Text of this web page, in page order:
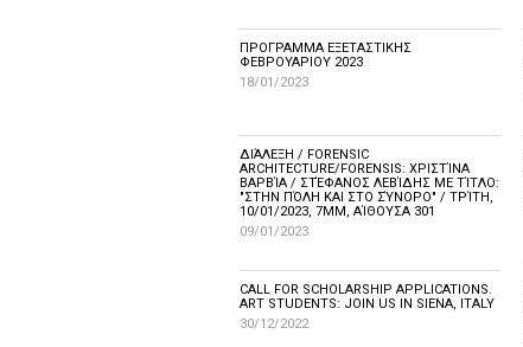
ΠΡΟΓΡΑΜΜΑ ΕΞΕΤΑΣΤΙΚΗΣ
ΦΕΒΡΟΥΑΡΙΟΥ 2023
18/01/2023
ΔΙΆΛΕΞΗ / FORENSIC
ARCHITECTURE/FORENSIS: ΧΡΙΣΤΊΝΑ
ΒΑΡΒΊΑ / ΣΤΈΦΑΝΟΣ ΛΕΒΊΔΗΣ ΜΕ ΤΊΤΛΟ:
"ΣΤΗΝ ΠΌΛΗ ΚΑΙ ΣΤΟ ΣΎΝΟΡΟ" / ΤΡΊΤΗ,
10/01/2023, 7ΜΜ, ΑΊΘΟΥΣΑ 301
09/01/2023
CALL FOR SCHOLARSHIP APPLICATIONS.
ART STUDENTS: JOIN US IN SIENA, ITALY
30/12/2022